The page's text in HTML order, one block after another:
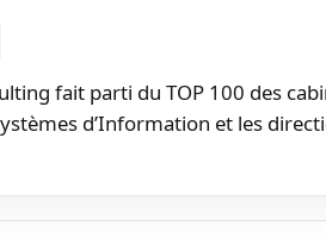
fait parti du TOP 100 des
d’Information et les